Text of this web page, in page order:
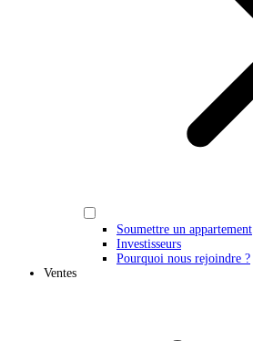
Soumettre un appartement
Investisseurs
Pourquoi nous rejoindre ?
Ventes